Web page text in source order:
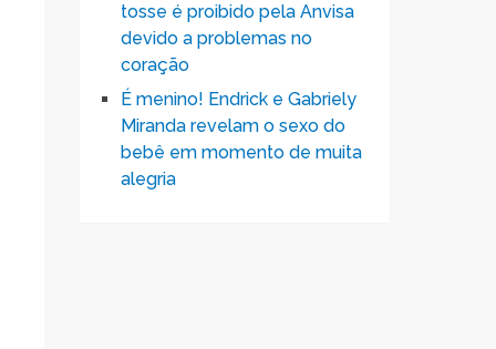
tosse é proibido pela Anvisa
devido a problemas no
coração
É menino! Endrick e Gabriely
Miranda revelam o sexo do
bebê em momento de muita
alegria